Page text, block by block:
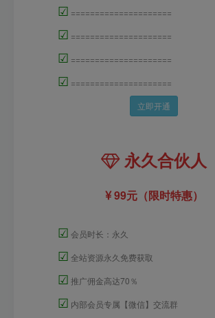
☑ =====================
☑ =====================
☑ =====================
☑ =====================
立即开通
永久合伙人
99元（限时特惠）
☑ 会员时长：永久
☑ 全站资源永久免费获取
☑ 推广佣金高达70％
☑ 内部会员专属【微信】交流群